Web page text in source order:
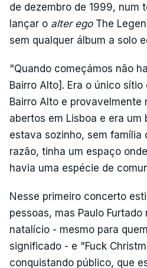
de dezembro de 1999, num
lançar o alter egoThe
sem qualquer álbum a solo
"Quando começámos não
Bairro Alto]. Era o único
Bairro Alto e provavelmente
abertos em Lisboa e era um
estava sozinho, sem família
razão, tinha um espaço
havia uma espécie de
Nesse primeiro concerto
pessoas, mas Paulo
natalício - mesmo para
significado - e "Fuck
conquistando público, que